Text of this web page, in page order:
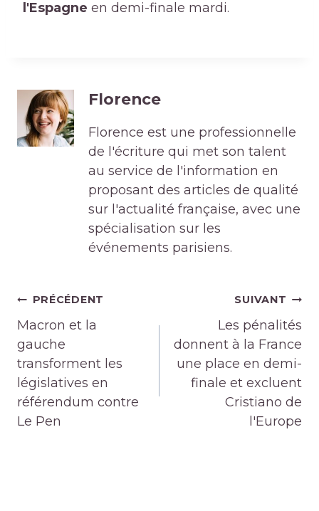
l'Espagne en demi-finale mardi.
Florence
Florence est une professionnelle
de l'écriture qui met son talent
au service de l'information en
proposant des articles de qualité
sur l'actualité française, avec une
spécialisation sur les
événements parisiens.
Navigation
de
l’article
PRÉCÉDENT
Macron et la
gauche
transforment les
législatives en
référendum contre
Le Pen
SUIVANT
Les pénalités
donnent à la France
une place en demi-
finale et excluent
Cristiano de
l'Europe